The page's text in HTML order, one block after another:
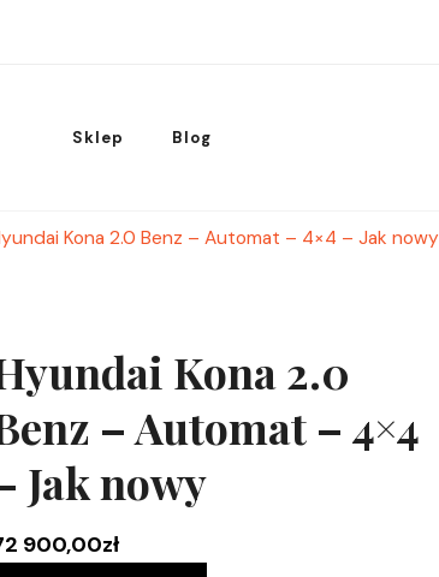
Sklep Blog
Kona 2.0 Benz – Automat – 4×4 – Jak nowy
Kona 2.0
– Automat – 4×4
Jak nowy
900,00zł